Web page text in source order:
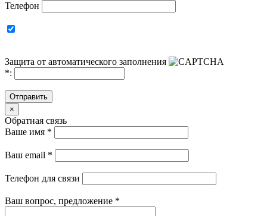
Телефон
Защита от автоматического заполнения
*:
Отправить
×
Обратная связь
Ваше имя *
Ваш email *
Телефон для связи
Ваш вопрос, предложение *